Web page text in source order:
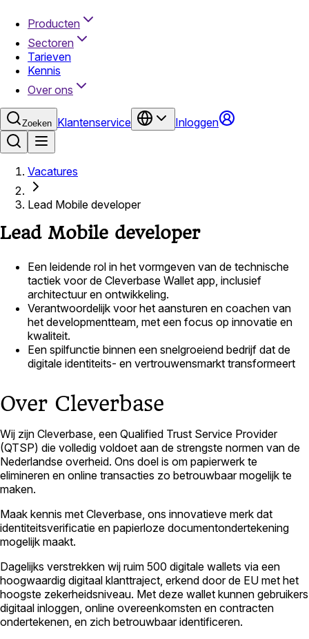
Producten
Sectoren
Tarieven
Kennis
Over ons
Zoeken Klantenservice Inloggen
Vacatures
Lead Mobile developer
Lead Mobile developer
Een leidende rol in het vormgeven van de technische
tactiek voor de Cleverbase Wallet app, inclusief
architectuur en ontwikkeling.
Verantwoordelijk voor het aansturen en coachen van
het developmentteam, met een focus op innovatie en
kwaliteit.
Een spilfunctie binnen een snelgroeiend bedrijf dat de
digitale identiteits- en vertrouwensmarkt transformeert
Over Cleverbase
Wij zijn Cleverbase, een Qualified Trust Service Provider
(QTSP) die volledig voldoet aan de strengste normen van de
Nederlandse overheid. Ons doel is om papierwerk te
elimineren en online transacties zo betrouwbaar mogelijk te
maken.
Maak kennis met Cleverbase, ons innovatieve merk dat
identiteitsverificatie en papierloze documentondertekening
mogelijk maakt.
Dagelijks verstrekken wij ruim 500 digitale wallets via een
hoogwaardig digitaal klanttraject, erkend door de EU met het
hoogste zekerheidsniveau. Met deze wallet kunnen gebruikers
digitaal inloggen, online overeenkomsten en contracten
ondertekenen, en zich betrouwbaar identificeren.